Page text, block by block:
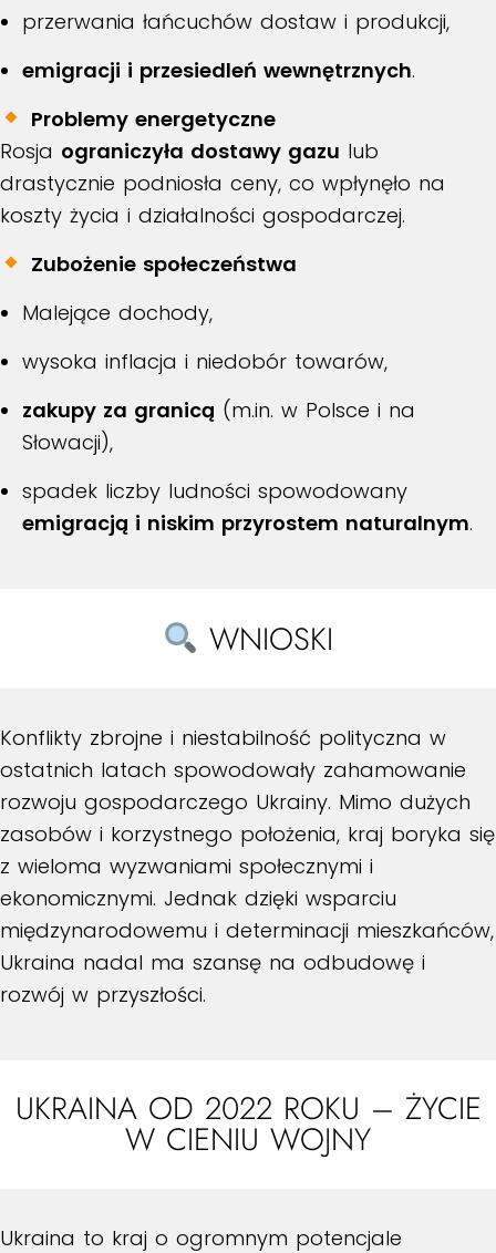
przerwania łańcuchów dostaw i produkcji,
emigracji i przesiedleń wewnętrznych.
Problemy energetyczne
Rosja ograniczyła dostawy gazu lub
drastycznie podniosła ceny, co wpłynęło na
koszty życia i działalności gospodarczej.
Zubożenie społeczeństwa
Malejące dochody,
wysoka inflacja i niedobór towarów,
zakupy za granicą (m.in. w Polsce i na
Słowacji),
spadek liczby ludności spowodowany
emigracją i niskim przyrostem naturalnym.
WNIOSKI
Konflikty zbrojne i niestabilność polityczna w
ostatnich latach spowodowały zahamowanie
rozwoju gospodarczego Ukrainy. Mimo dużych
zasobów i korzystnego położenia, kraj boryka się
z wieloma wyzwaniami społecznymi i
ekonomicznymi. Jednak dzięki wsparciu
międzynarodowemu i determinacji mieszkańców,
Ukraina nadal ma szansę na odbudowę i
rozwój w przyszłości.
UKRAINA OD 2022 ROKU – ŻYCIE
W CIENIU WOJNY
Ukraina to kraj o ogromnym potencjale